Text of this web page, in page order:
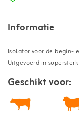
Informatie
Isolator voor de begin-
Uitgevoerd in
Geschikt voor: